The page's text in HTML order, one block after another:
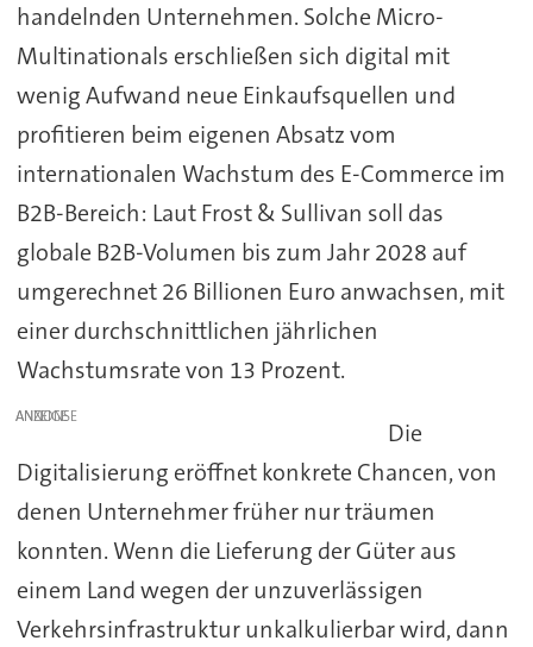
handelnden Unternehmen. Solche Micro-
Multinationals erschließen sich digital mit
wenig Aufwand neue Einkaufsquellen und
profitieren beim eigenen Absatz vom
internationalen Wachstum des E-Commerce im
B2B-Bereich: Laut Frost & Sullivan soll das
globale B2B-Volumen bis zum Jahr 2028 auf
umgerechnet 26 Billionen Euro anwachsen, mit
einer durchschnittlichen jährlichen
Wachstumsrate von 13 Prozent.
ANZEIGE
Die
Digitalisierung eröffnet konkrete Chancen, von
denen Unternehmer früher nur träumen
konnten. Wenn die Lieferung der Güter aus
einem Land wegen der unzuverlässigen
Verkehrsinfrastruktur unkalkulierbar wird, dann